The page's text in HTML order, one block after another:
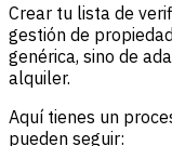
Crear tu lista de
gestión de
genérica, sino de
alquiler.
Aquí tienes un
pueden seguir: